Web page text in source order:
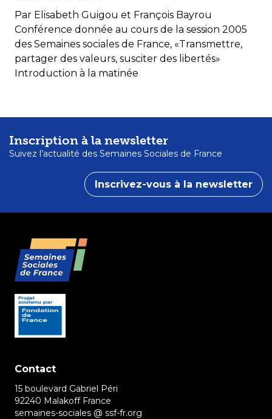
Par Elisabeth Guigou et François Bayrou
Conférence donnée au cours de la session 2005
des Semaines sociales de France, «Transmettre,
partager des valeurs, susciter des libertés»
Introduction à la matinée
Inscription à la newsletter
Suivez l’actualité des Semaines Sociales de France
Inscrivez-vous à la newsletter
Contact
15 boulevard Gabriel Péri
92240 Malakoff France
semaines-sociales @ ssf-fr.org